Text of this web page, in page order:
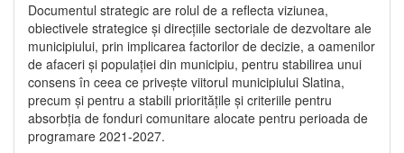
Documentul strategic are rolul de a reflecta viziunea,
obiectivele strategice și direcțiile sectoriale de dezvoltare ale
municipiului, prin implicarea factorilor de decizie, a oamenilor
de afaceri și populației din municipiu, pentru stabilirea unui
consens în ceea ce privește viitorul municipiului Slatina,
precum și pentru a stabili prioritățile și criteriile pentru
absorbția de fonduri comunitare alocate pentru perioada de
programare 2021-2027.